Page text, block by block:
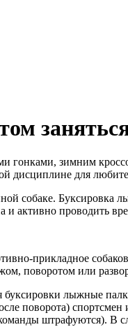
гонками, зимним
дисциплине для
собаке.
активно проводить
прикладное
поворотом или
буксировки лыжные
поворота)
штрафуются). В